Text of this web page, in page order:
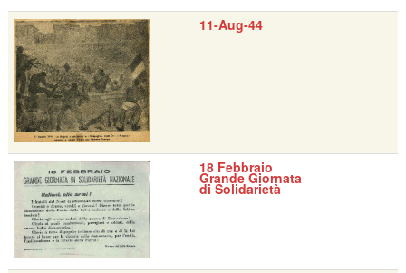
11-Aug-44
18 Febbraio
Grande Giornata
di Solidarietà